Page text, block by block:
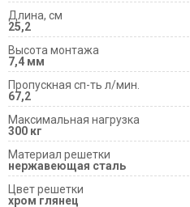
Длина, см
25,2
Высота монтажа
7,4 мм
Пропускная сп-ть л/мин.
67,2
Максимальная нагрузка
300 кг
Материал решетки
нержавеющая сталь
Цвет решетки
хром глянец